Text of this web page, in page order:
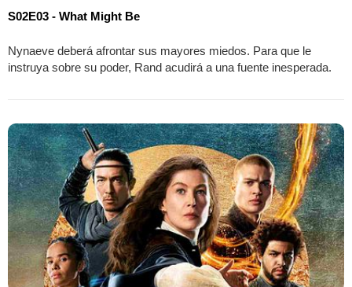
S02E03 - What Might Be
Nynaeve deberá afrontar sus mayores miedos. Para que le
instruya sobre su poder, Rand acudirá a una fuente inesperada.